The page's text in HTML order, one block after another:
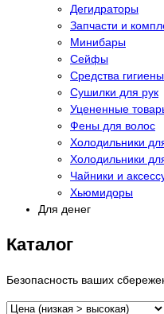
Дегидраторы
Запчасти и
Минибары
Сейфы
Средства гигиены
Сушилки для рук
Уцененные
Фены для волос
Холодильники
Холодильники
Чайники и
Хьюмидоры
Для денег
Каталог
Безопасность ваших